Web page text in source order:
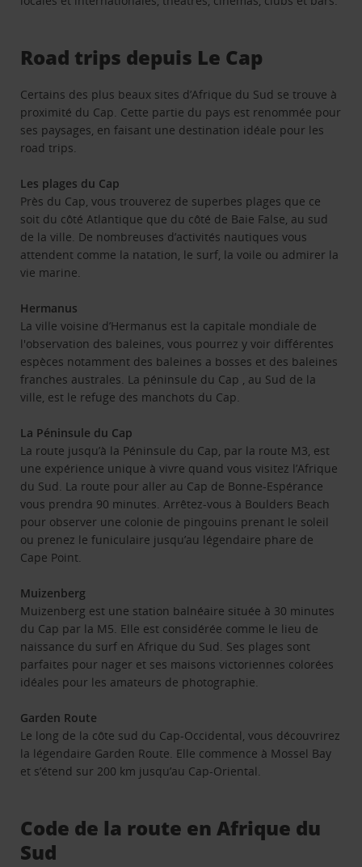
Road trips depuis Le Cap
Certains des plus beaux sites d’Afrique du Sud se trouve à
proximité du Cap. Cette partie du pays est renommée pour
ses paysages, en faisant une destination idéale pour les
road trips.
Les plages du Cap
Près du Cap, vous trouverez de superbes plages que ce
soit du côté Atlantique que du côté de Baie False, au sud
de la ville. De nombreuses d’activités nautiques vous
attendent comme la natation, le surf, la voile ou admirer la
vie marine.
Hermanus
La ville voisine d’Hermanus est la capitale mondiale de
l'observation des baleines, vous pourrez y voir différentes
espèces notamment des baleines a bosses et des baleines
franches australes. La péninsule du Cap , au Sud de la
ville, est le refuge des manchots du Cap.
La Péninsule du Cap
La route jusqu’à la Péninsule du Cap, par la route M3, est
une expérience unique à vivre quand vous visitez l’Afrique
du Sud. La route pour aller au Cap de Bonne-Espérance
vous prendra 90 minutes. Arrêtez-vous à Boulders Beach
pour observer une colonie de pingouins prenant le soleil
ou prenez le funiculaire jusqu’au légendaire phare de
Cape Point.
Muizenberg
Muizenberg est une station balnéaire située à 30 minutes
du Cap par la M5. Elle est considérée comme le lieu de
naissance du surf en Afrique du Sud. Ses plages sont
parfaites pour nager et ses maisons victoriennes colorées
idéales pour les amateurs de photographie.
Garden Route
Le long de la côte sud du Cap-Occidental, vous découvrirez
la légendaire Garden Route. Elle commence à Mossel Bay
et s’étend sur 200 km jusqu’au Cap-Oriental.
Code de la route en Afrique du
Sud